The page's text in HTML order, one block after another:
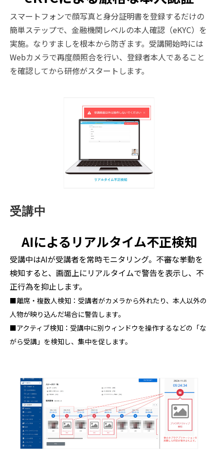
スマートフォンで顔写真と身分証明書を登録するだけの
簡単ステップで、金融機関レベルの本人確認（eKYC）を
実施。なりすましを根本から防ぎます。受講開始時には
Webカメラで再度顔照合を行い、登録者本人であること
を確認してから研修がスタートします。
受講中
AIによるリアルタイム不正検知
受講中はAIが受講者を常時モニタリング。不審な挙動を
検知すると、画面上にリアルタイムで警告を表示し、不
正行為を抑止します。
■離席・複数人検知：受講者がカメラから外れたり、本人以外の
人物が映り込んだ場合に警告します。
■アクティブ検知：受講中に別ウィンドウを操作するなどの「な
がら受講」を検知し、集中を促します。